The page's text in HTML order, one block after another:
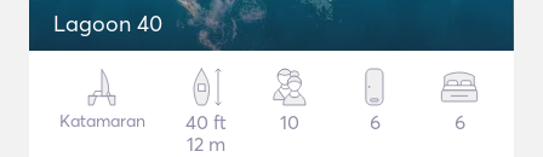
Lagoon 40
Katamaran
40 ft
12 m
10 6 6